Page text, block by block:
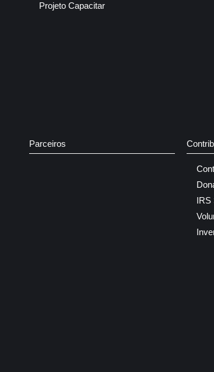
Projeto Capacitar
Parceiros
IRS